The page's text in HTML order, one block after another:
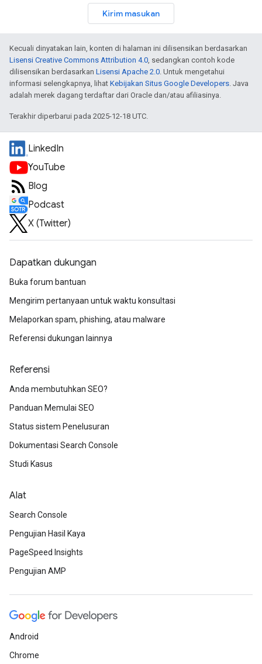
Kirim masukan
Kecuali dinyatakan lain, konten di halaman ini dilisensikan berdasarkan
Lisensi Creative Commons Attribution 4.0, sedangkan contoh kode
dilisensikan berdasarkan Lisensi Apache 2.0. Untuk mengetahui
informasi selengkapnya, lihat Kebijakan Situs Google Developers. Java
adalah merek dagang terdaftar dari Oracle dan/atau afiliasinya.
Terakhir diperbarui pada 2025-12-18 UTC.
LinkedIn
YouTube
Blog
Podcast
X (Twitter)
Dapatkan dukungan
Buka forum bantuan
Mengirim pertanyaan untuk waktu konsultasi
Melaporkan spam, phishing, atau malware
Referensi dukungan lainnya
Referensi
Anda membutuhkan SEO?
Panduan Memulai SEO
Status sistem Penelusuran
Dokumentasi Search Console
Studi Kasus
Alat
Search Console
Pengujian Hasil Kaya
PageSpeed Insights
Pengujian AMP
Android
Chrome